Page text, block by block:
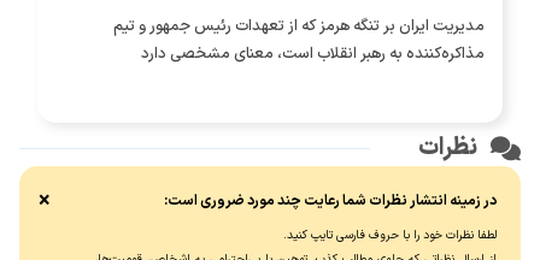
مدیریت ایران بر تنگه هرمز که از تعهدات رئیس جمهور و تیم
مذاکره‌کننده به رهبر انقلاب است، معنای مشخصی دارد
نظرات
در زمینه انتشار نظرات شما رعایت چند مورد ضروری است:
لطفا نظرات خود را با حروف فارسی تایپ کنید.
×